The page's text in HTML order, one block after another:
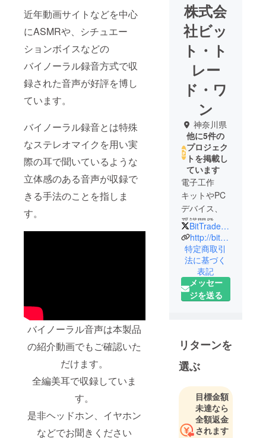
近年動画サイトなどを中心
にASMRや、シチュエー
ションボイスなどの
バイノーラル録音方式で収
録された音声が好評を博し
ています。
バイノーラル録音とは特殊
なステレオマイクを用い実
際の耳で聞いているような
立体感のある音声が収録で
きる手法のことを指しま
す。
バイノーラル音声は本製品
の紹介動画でもご確認いた
だけます。
全編美耳で収録していま
す。
是非ヘッドホン、イヤホン
などでお聞きください
株式会
社ビッ
ト・ト
レー
ド・ワ
ン
神奈川県
他に5件の
プロジェク
トを掲載し
ています
電子工作
キットやPC
デバイス、
受諾開発な
どを営む
ハードウェ
アメーカー
です。
BitTradeOne
http://bit-trade-one.co.jp/
特定商取引
法に基づく
表記
メッセー
ジを送る
リターンを
選ぶ
目標金額
未達なら
全額返金
されます